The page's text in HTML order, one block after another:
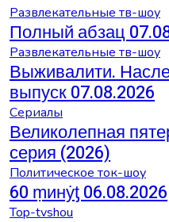
Развлекательные тв-шоу
Полный абзац
Развлекательные тв-шоу
Выживалити.
выпуск 07.08.2026
Сериалы
Великолепная
серия (2026)
Политическое ток-шоу
60 ṃинẏƫ 06.08.2026
Top-tvshou